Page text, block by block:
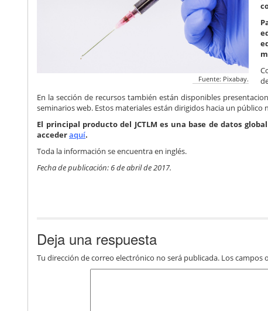
Fuente: Pixabay.
En la sección de recursos también están disponibles
seminarios web. Estos materiales están dirigidos hacia un público
El principal producto del JCTLM es una base de datos
accederaquí.
Toda la información se encuentra en inglés.
Fecha de publicación: 6 de abril de 2017.
Deja una respuesta
Tu dirección de correo electrónico no será publicada. Los campos